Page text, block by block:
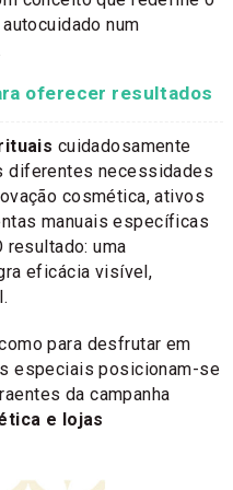
num
oferecer resultados
cuidadosamente
diferentes necessidades
cosmética, ativos
manuais específicas
resultado: uma
eficácia visível,
para desfrutar em
especiais posicionam-se
da campanha
e lojas